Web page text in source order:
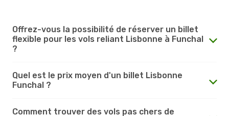
Offrez-vous la possibilité de réserver un billet
flexible pour les vols reliant Lisbonne à Funchal
?
Quel est le prix moyen d'un billet Lisbonne
Funchal ?
Comment trouver des vols pas chers de